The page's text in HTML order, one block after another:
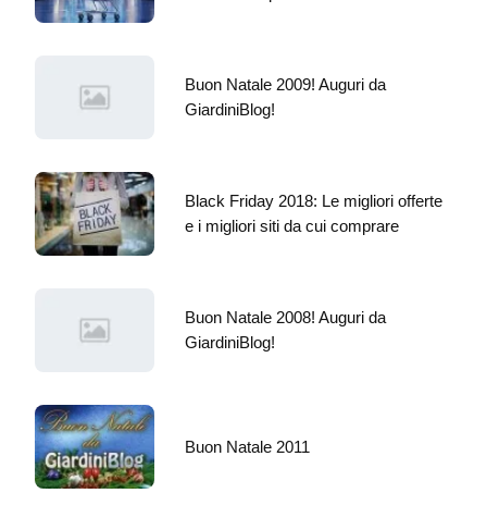
Buon Natale 2009! Auguri da
GiardiniBlog!
Black Friday 2018: Le migliori offerte
e i migliori siti da cui comprare
Buon Natale 2008! Auguri da
GiardiniBlog!
Buon Natale 2011